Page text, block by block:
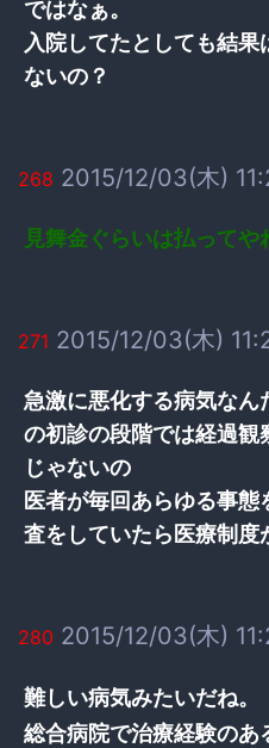
ではなぁ。
入院してたとしても結
ないの？
268 2015/12/03(木)
見舞金ぐらいは払ってや
271 2015/12/03(木)
急激に悪化する病気な
の初診の段階では経過
じゃないの
医者が毎回あらゆる事
査をしていたら医療制度
280 2015/12/03(木)
難しい病気みたいだね。
総合病院で治療経験のあ